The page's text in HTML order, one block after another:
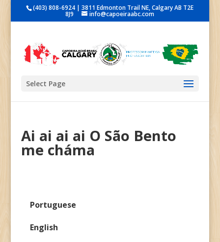
(403) 808-6924 | 3811 Edmonton Trail NE, Calgary AB T2E
8J9 info@capoeiraabc.com
Select Page
Ai ai ai ai O São Bento
me cháma
Portuguese
English